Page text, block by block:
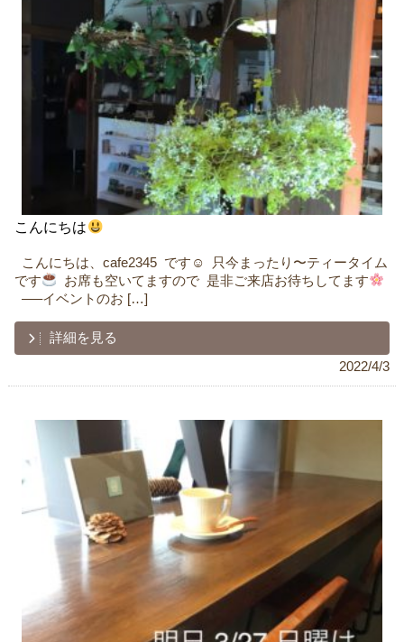
こんにちは
ㅤ ㅤ こんにちは、cafe2345 です☺︎ ㅤ 只今まったり〜ティータイム
です
ㅤㅤ ㅤ お席も空いてますのでㅤ ㅤ 是非ご来店お待ちしてます
ㅤ ㅤㅤ —–イベントのお […]
詳細を見る
2022/4/3